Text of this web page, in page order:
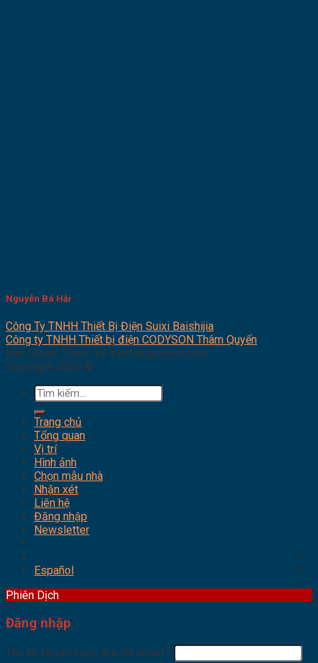
Nguyễn Bá Hải
Công Ty TNHH Thiết Bị Điện Suixi Baishijia
Công ty TNHH Thiết bị điện CODYSON Thâm Quyến
Bản Quyền Thuộc Về Viettrunginvest.com
Copyright 2026 ©
Tìm
kiếm:
Trang chủ
Tổng quan
Vị trí
Hình ảnh
Chọn mẫu nhà
Nhận xét
Liên hệ
Đăng nhập
Newsletter
Español
Phiên Dịch
Đăng nhập
Tên tài khoản hoặc địa chỉ email *